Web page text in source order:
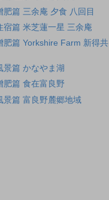
篇 三余庵 夕食 八回目
宿篇 米芝蓮一星 三余庵
肥篇 Yorkshire Farm 新得共
景篇 かなやま湖
肥篇 食在富良野
景篇 富良野麓郷地域